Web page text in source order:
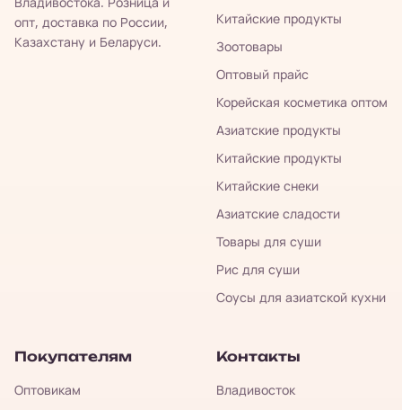
опт, доставка по России,
Казахстану и Беларуси.
Китайские продукты
Зоотовары
Оптовый прайс
Корейская косметика оптом
Азиатские продукты
Китайские продукты
Китайские снеки
Азиатские сладости
Товары для суши
Рис для суши
Соусы для азиатской кухни
Покупателям
Оптовикам
Контакты
Владивосток